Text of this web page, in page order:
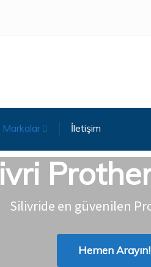
Markalar İletişim
Silivride en güvenilen
Hemen Arayın!